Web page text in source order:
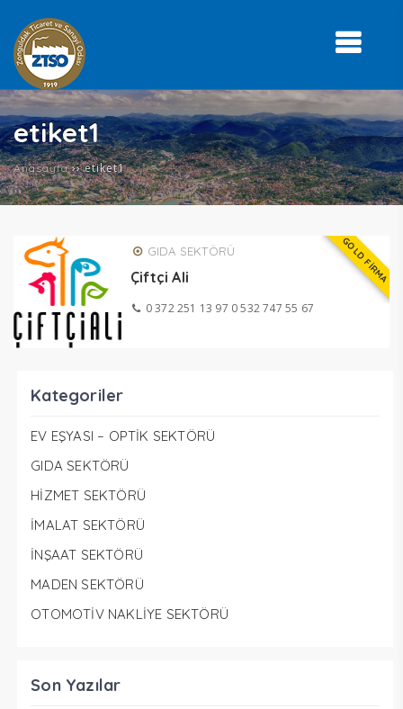
etiket1
Anasayfa ››etiket1
GOLD FİRMA
GIDA SEKTÖRÜ
Çiftçi Ali
0 372 251 13 97 0 532 747 55 67
Kategoriler
EV EŞYASI – OPTİK SEKTÖRÜ
GIDA SEKTÖRÜ
HİZMET SEKTÖRÜ
İMALAT SEKTÖRÜ
İNŞAAT SEKTÖRÜ
MADEN SEKTÖRÜ
OTOMOTİV NAKLİYE SEKTÖRÜ
Son Yazılar